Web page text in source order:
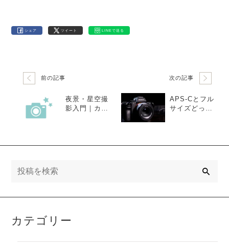
シェア ツイート LINEで送る
前の記事
夜景・星空撮
影入門｜カメ
次の記事
APS-Cとフル
サイズどっち
説
カテゴリー